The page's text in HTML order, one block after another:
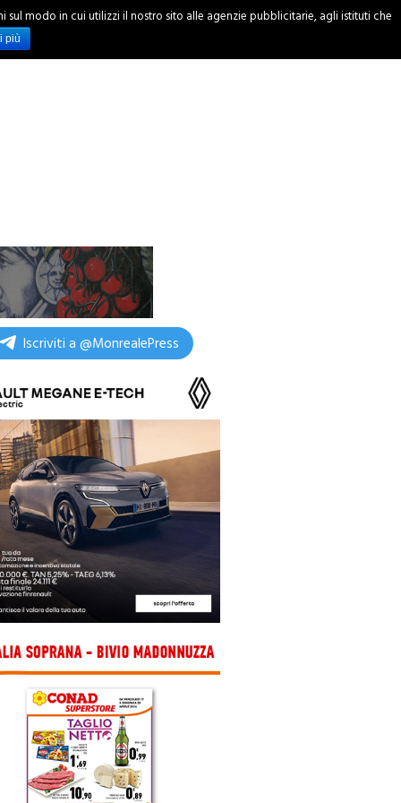
INCHIESTE
Iscriviti a @MonrealePress
modo in cui utilizzi il nostro sito alle agenzie pubblicitarie, agli istituti che
più